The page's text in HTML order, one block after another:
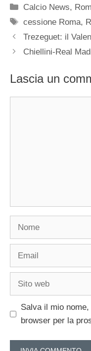
Categorie
Calcio News,
Tag
cessione Roma,
Trezeguet: il
Chiellini-Real
Lascia un
Nome
Email
Sito
Salva il mio
browser per la